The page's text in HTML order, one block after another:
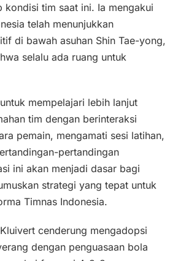
kondisi tim saat ini. Ia mengakui
telah menunjukkan
di bawah asuhan Shin Tae-yong,
selalu ada ruang untuk
mempelajari lebih lanjut
tim dengan berinteraksi
pemain, mengamati sesi latihan,
pertandingan
ini akan menjadi dasar bagi
strategi yang tepat untuk
Timnas Indonesia.​
cenderung mengadopsi
dengan penguasaan bola